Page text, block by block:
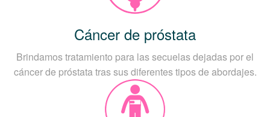
Cáncer de próstata
Brindamos tratamiento para las secuelas dejadas por el
cáncer de próstata tras sus diferentes tipos de abordajes.